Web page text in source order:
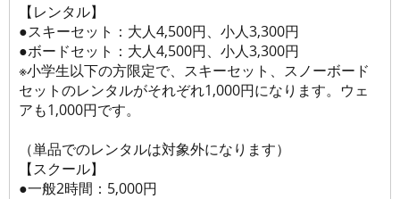
【レンタル】
●スキーセット：大人4,500円、小人3,300円
●ボードセット：大人4,500円、小人3,300円
※小学生以下の方限定で、スキーセット、スノーボード
セットのレンタルがそれぞれ1,000円になります。ウェ
アも1,000円です。
（単品でのレンタルは対象外になります）
【スクール】
●一般2時間：5,000円